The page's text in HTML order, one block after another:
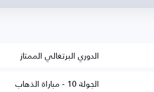
الدوري البرتغالي الممتاز
الجولة 10 - مباراة الذهاب